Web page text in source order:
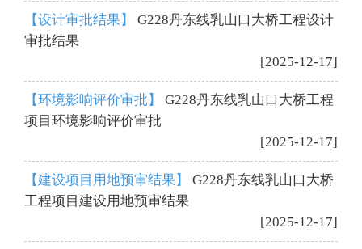
【设计审批结果】 G228丹东线乳山口大桥工程设计
审批结果
[2025-12-17]
【环境影响评价审批】 G228丹东线乳山口大桥工程
项目环境影响评价审批
[2025-12-17]
【建设项目用地预审结果】 G228丹东线乳山口大桥
工程项目建设用地预审结果
[2025-12-17]